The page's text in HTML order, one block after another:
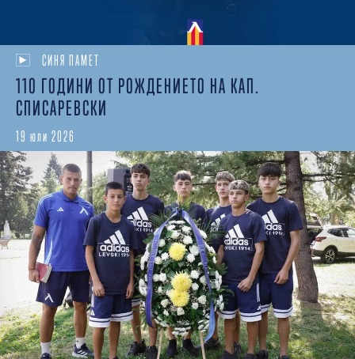
СИНЯ ПАМЕТ
110 ГОДИНИ ОТ РОЖДЕНИЕТО НА КАП.
СПИСАРЕВСКИ
19 юли 2026